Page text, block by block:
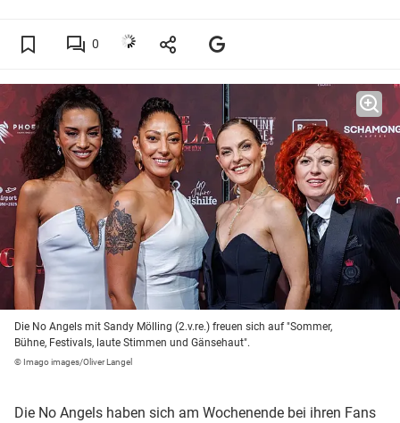
0
Die No Angels mit Sandy Mölling (2.v.re.) freuen sich auf "Sommer,
Bühne, Festivals, laute Stimmen und Gänsehaut".
© Imago images/Oliver Langel
Die No Angels haben sich am Wochenende bei ihren Fans